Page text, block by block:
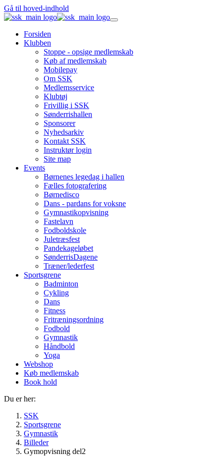
Gå til hoved-indhold
Forsiden
Klubben
Stoppe - opsige medlemskab
Køb af medlemskab
Mobilepay
Om SSK
Medlemsservice
Klubtøj
Frivillig i SSK
Sønderrishallen
Sponsorer
Nyhedsarkiv
Kontakt SSK
Instruktør login
Site map
Events
Børnenes legedag i hallen
Fælles fotografering
Børnedisco
Dans - pardans for voksne
Gymnastikopvisning
Fastelavn
Fodboldskole
Juletræsfest
Pandekageløbet
SønderrisDagene
Træner/lederfest
Sportsgrene
Badminton
Cykling
Dans
Fitness
Fritræningsordning
Fodbold
Gymnastik
Håndbold
Yoga
Webshop
Køb medlemskab
Book hold
Du er her:
SSK
Sportsgrene
Gymnastik
Billeder
Gymopvisning del2